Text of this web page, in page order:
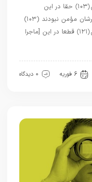
إِنَّ فِي ذَلِكَ لَآيَةً وَمَا كَانَ أَكْثَرُهُمْ مُؤْمِنِينَ ﴿۱۰۳﴾ حقا در اين
[سرگذشت درس] عبرتى است و[لى] بيشترشان مؤمن نبودند (۱۰۳)
إِنَّ فِي ذَلِكَ لَآيَةً وَمَا كَانَ أَكْثَرُهُمْ مُؤْمِنِينَ ﴿۱۲۱﴾ قطعا در اين [ماجرا
6 فوریه 0 دیدگاه